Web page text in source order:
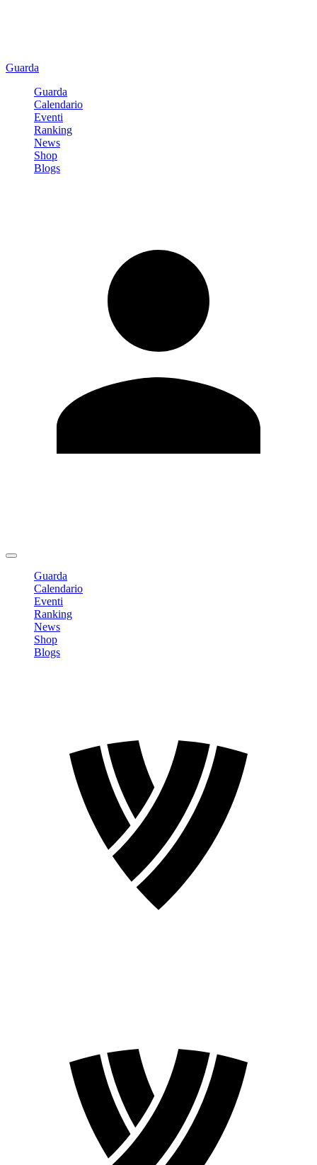
Guarda
Guarda
Calendario
Eventi
Ranking
News
Shop
Blogs
Guarda
Calendario
Eventi
Ranking
News
Shop
Blogs